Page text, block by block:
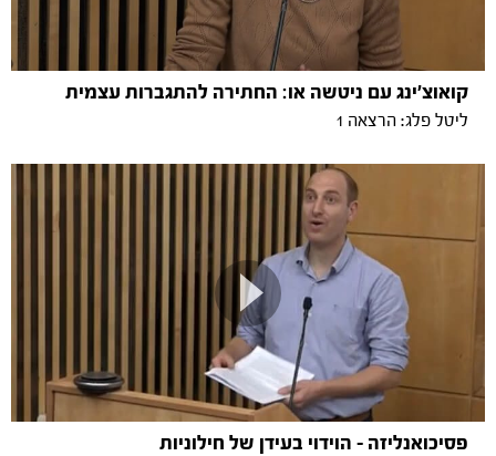
קואוצ'ינג עם ניטשה או: החתירה להתגברות עצמית
ליטל פלג: הרצאה 1
פסיכואנליזה - הוידוי בעידן של חילוניות